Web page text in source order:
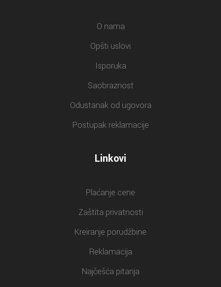
O nama
Opšti uslovi
Isporuka
Saobraznost
Odustanak od ugovora
Postupak reklamacije
Linkovi
Plaćanje cene
Zaštita privatnosti
Kreiranje porudžbine
Reklamacija
Najčešća pitanja